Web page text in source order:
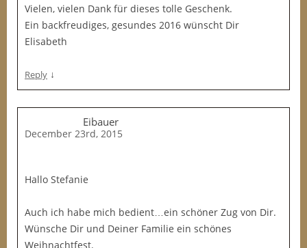
Vielen, vielen Dank für dieses tolle Geschenk.
Ein backfreudiges, gesundes 2016 wünscht Dir
Elisabeth
Reply ↓
Eibauer
December 23rd, 2015
Hallo Stefanie
Auch ich habe mich bedient…ein schöner Zug von Dir.
Wünsche Dir und Deiner Familie ein schönes
Weihnachtfest.